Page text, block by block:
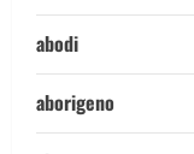
abodi
aborigeno